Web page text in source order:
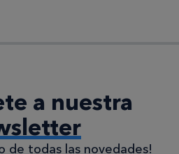
a nuestra
de todas las novedades!